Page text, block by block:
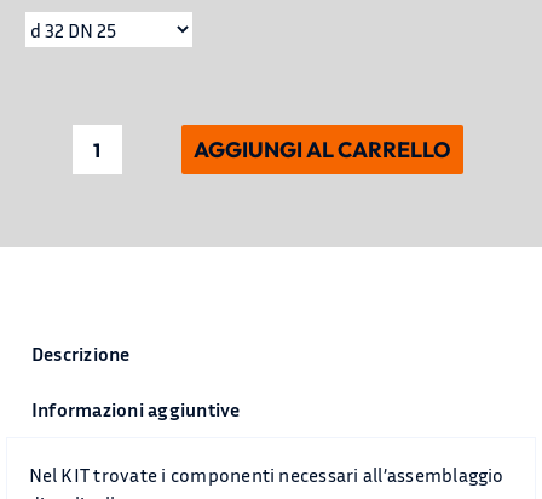
BSS
esterno
assemblati
AGGIUNGI AL CARRELLO
Descrizione
Informazioni aggiuntive
Nel KIT trovate i componenti necessari all’assemblaggio